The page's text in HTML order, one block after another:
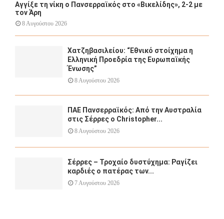
Αγγίξε τη νίκη ο Πανσερραϊκός στο «Βικελίδης», 2-2 με
τον Άρη
8 Αυγούστου 2026
Χατζηβασιλείου: “Εθνικό στοίχημα η
Ελληνική Προεδρία της Ευρωπαϊκής
Ένωσης”
8 Αυγούστου 2026
ΠΑΕ Πανσερραϊκός: Από την Αυστραλία
στις Σέρρες ο Christopher...
8 Αυγούστου 2026
Σέρρες – Τροχαίο δυστύχημα: Ραγίζει
καρδιές ο πατέρας των...
7 Αυγούστου 2026